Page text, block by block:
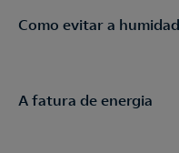
Como evitar a
A fatura de energia